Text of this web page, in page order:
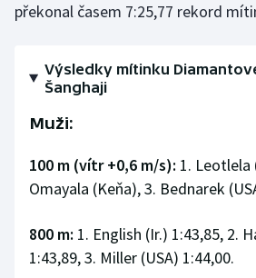
překonal časem 7:25,77 rekord
Výsledky mítinku
Šanghaji
Muži:
100 m (vítr +0,6 m/s): 1. Leotlela
Omayala (Keňa), 3. Bednarek
800 m: 1. English (Ir.) 1:43,85, 2.
1:43,89, 3. Miller (USA) 1:44,00.